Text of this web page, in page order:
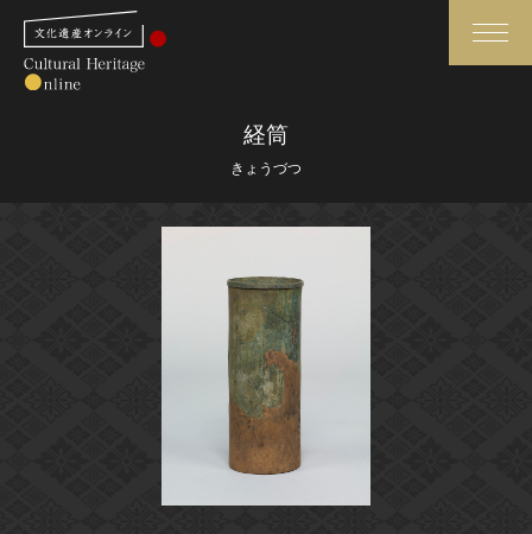
さらに詳細検索
全国の美術館・博物館
媒体資料・関連記事等
博物館、美術館の皆さまへ
文化庁よりご挨拶
今月のみどころ
お知らせ一覧
経筒
きょうづつ